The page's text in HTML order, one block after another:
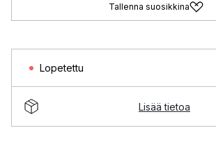
Tallenna suosikkina
Lopetettu
Lisää tietoa